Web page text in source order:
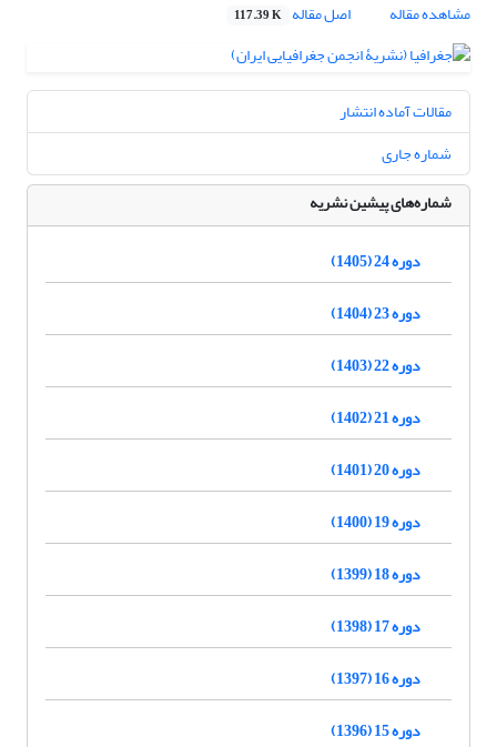
مشاهده مقاله
اصل مقاله 117.39 K
مقالات آماده انتشار
شماره جاری
شماره‌های پیشین نشریه
دوره 24 (1405)
دوره 23 (1404)
دوره 22 (1403)
دوره 21 (1402)
دوره 20 (1401)
دوره 19 (1400)
دوره 18 (1399)
دوره 17 (1398)
دوره 16 (1397)
دوره 15 (1396)